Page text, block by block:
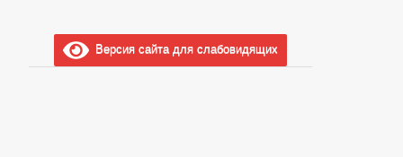
Версия сайта для слабовидящих